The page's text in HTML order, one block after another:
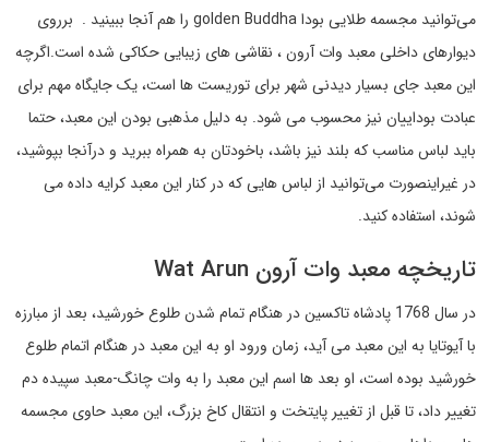
می‌توانید مجسمه طلایی بودا golden Buddha را هم آنجا ببینید . برروی
دیوارهای داخلی معبد وات آرون ، نقاشی های زیبایی حکاکی شده است.اگرچه
این معبد جای بسیار دیدنی شهر برای توریست ها است، یک جایگاه مهم برای
عبادت بوداییان نیز محسوب می شود. به دلیل مذهبی بودن این معبد، حتما
باید لباس مناسب که بلند نیز باشد، باخودتان به همراه ببرید و درآنجا بپوشید،
در غیراینصورت می‌توانید از لباس هایی که در کنار این معبد کرایه داده می
شوند، استفاده کنید.
تاریخچه معبد وات آرون Wat Arun
در سال 1768 پادشاه تاکسین در هنگام تمام شدن طلوع خورشید، بعد از مبارزه
با آیوتایا به این معبد می آید، زمان ورود او به این معبد در هنگام اتمام طلوع
خورشید بوده است، او بعد ها اسم این معبد را به وات چانگ-معبد سپیده دم
تغییر داد، تا قبل از تغییر پایتخت و انتقال کاخ بزرگ، این معبد حاوی مجسمه